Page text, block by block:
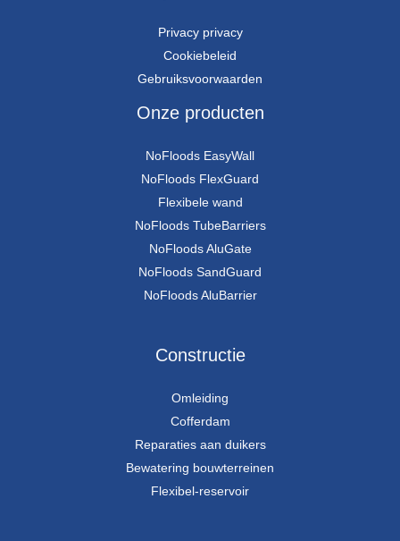
Privacy privacy
Cookiebeleid
Gebruiksvoorwaarden
Onze producten
NoFloods EasyWall
NoFloods FlexGuard
Flexibele wand
NoFloods TubeBarriers
NoFloods AluGate
NoFloods SandGuard
NoFloods AluBarrier
Constructie
Omleiding
Cofferdam
Reparaties aan duikers
Bewatering bouwterreinen
Flexibel-reservoir